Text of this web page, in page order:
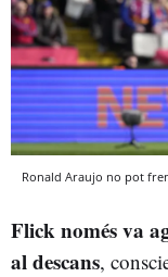
Ronald Araujo no pot
Flick només va
al descans,